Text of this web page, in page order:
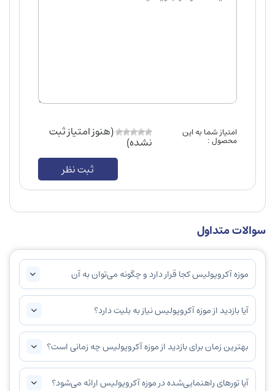
امتیاز شما به این
محصول :
(هنوز امتیاز ثبت
نشده)
ثبت نظر
سوالات متداول
موزه آکروپولیس کجا قرار دارد و چگونه می‌توان به آن
دسترسی پیدا کرد؟
آیا بازدید از موزه آکروپولیس نیاز به بلیت دارد؟
بهترین زمان برای بازدید از موزه آکروپولیس چه زمانی است؟
آیا تورهای راهنمایی‌شده در موزه آکروپولیس ارائه می‌شود؟